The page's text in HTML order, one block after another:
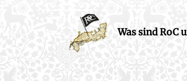
Was sind RoC